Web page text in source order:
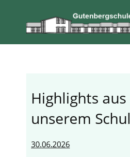
Highlights aus
unserem
30.06.2026